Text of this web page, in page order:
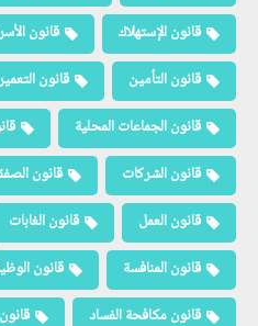
قانون الإستهلاك
قانون
قانون التأمين
قانون
قانون الجماعات المحلية
قانون الشركات
قانون
قانون العمل
قانون الغابات
قانون المنافسة
قانون
قانون مكافحة الفساد